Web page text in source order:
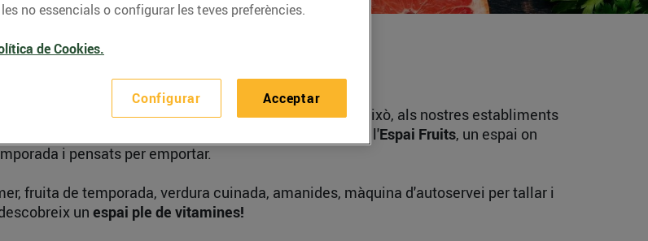
Espai fruits
Bonpreu i Esclat i el que volem compartir amb tu. Per això, als nostres establiments
tu i de la teva salut. Aquesta també és la filosofia de l'Espai Fruits, un espai on
i pensats per emportar.
fruita de temporada, verdura cuinada, amanides, màquina d'autoservei per tallar i
un espai ple de vitamines!
no essencials o configurar les teves preferències.
de Cookies.
Configurar Acceptar